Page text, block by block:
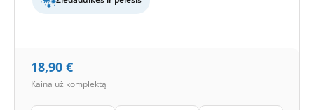
18,90 €
Kaina už komplektą